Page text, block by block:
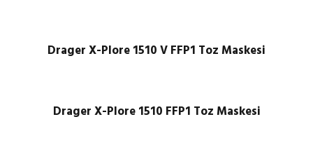
Drager X-Plore 1510 V FFP1 Toz Maskesi
Drager X-Plore 1510 FFP1 Toz Maskesi